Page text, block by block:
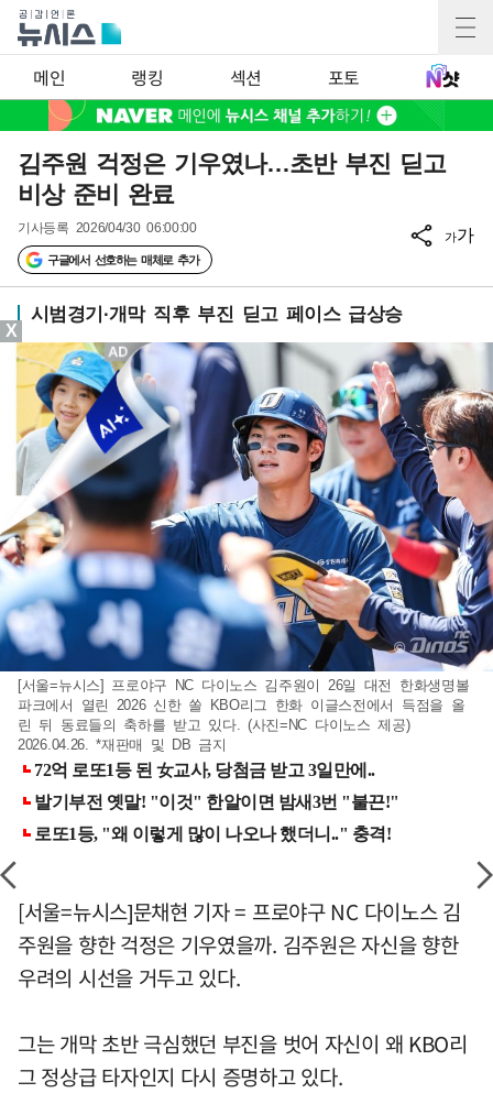
메인 랭킹 섹션 포토
김주원 걱정은 기우였나…초반 부진 딛고
비상 준비 완료
기사등록 2026/04/30 06:00:00
구글에서 선호하는 매체로 추가
가가
시범경기·개막 직후 부진 딛고 페이스 급상승
[서울=뉴시스] 프로야구 NC 다이노스 김주원이 26일 대전 한화생명볼
파크에서 열린 2026 신한 쏠 KBO리그 한화 이글스전에서 득점을 올
린 뒤 동료들의 축하를 받고 있다. (사진=NC 다이노스 제공)
2026.04.26. *재판매 및 DB 금지
[서울=뉴시스]문채현 기자 = 프로야구 NC 다이노스 김
주원을 향한 걱정은 기우였을까. 김주원은 자신을 향한
우려의 시선을 거두고 있다.
그는 개막 초반 극심했던 부진을 벗어 자신이 왜 KBO리
그 정상급 타자인지 다시 증명하고 있다.
X